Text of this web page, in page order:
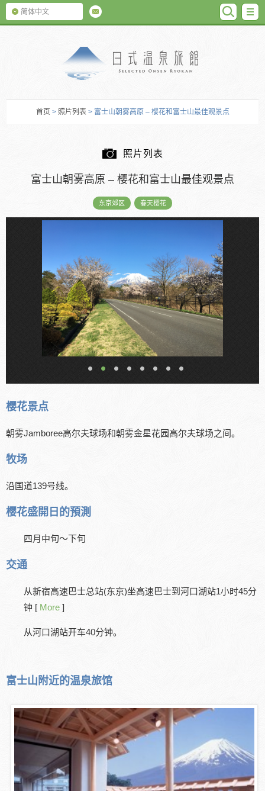
简体中文
首页 > 照片列表 > 富士山朝雾高原 – 樱花和富士山最佳观景点
照片列表
富士山朝雾高原 – 樱花和富士山最佳观景点
东京郊区 春天樱花
樱花景点
朝雾Jamboree高尔夫球场和朝雾金星花园高尔夫球场之间。
牧场
沿国道139号线。
樱花盛開日的預測
四月中旬～下旬
交通
从新宿高速巴士总站(东京)坐高速巴士到河口湖站1小时45分
钟 [ More ]
从河口湖站开车40分钟。
富士山附近的温泉旅馆